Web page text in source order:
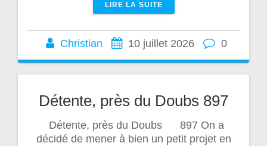
LIRE LA SUITE
Christian 10 juillet 2026 0
Détente, près du Doubs 897
Détente, près du Doubs 897 On a
décidé de mener à bien un petit projet en